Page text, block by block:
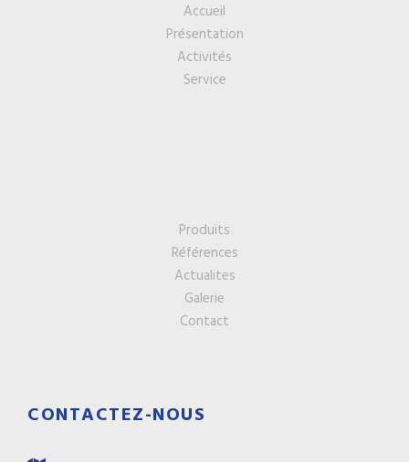
Accueil
Présentation
Activités
Service
Produits
Références
Actualites
Galerie
Contact
CONTACTEZ-NOUS